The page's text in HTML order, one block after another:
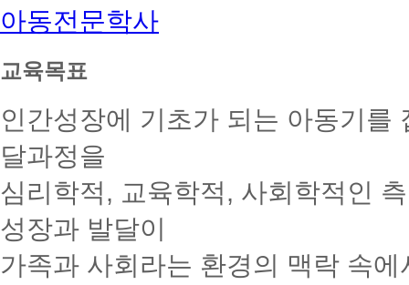
아동전문학사
아
동
사
교육목표
인간성장에 기초가 되는 아동기를
달과정을
심리학적, 교육학적, 사회학적인
성장과 발달이
가족과 사회라는 환경의 맥락 속